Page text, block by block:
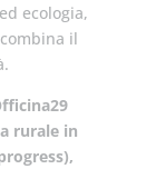
ecologia,
il
rurale in